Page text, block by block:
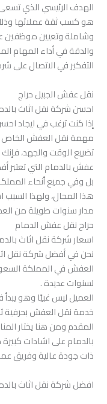
الهدف الرئيسي الذي
هو كسب ثقة عملائها
وشاملة وتعيين موظفين
والدقة في أداء المهام
التفكير في الاتصال على
نقل عفش الجبيل حراج
احسن شركة نقل اثاث
إذا كنت ترغب في ايجاد
مهمة نقل العفش الخاص
تضييع الوقت والجهد،
عفش بالدمام التي
بل وفي جميع أنحاء
هذا المجال، ولهذا
مدار سنوات طويلة من
حراج نقل عفش الدمام
اسعار شركة نقل اثاث
نحن في أفضل شركة نقل
العفش في المملكة
لسنوات عديدة .
العميل ليس غبيًا وهو
خدمة نقل العفش بحرفية
المقدم ومن هنا يختار
بالدمام على اشادات
ذات جودة عالية وفريق
افضل شركة نقل اثاث